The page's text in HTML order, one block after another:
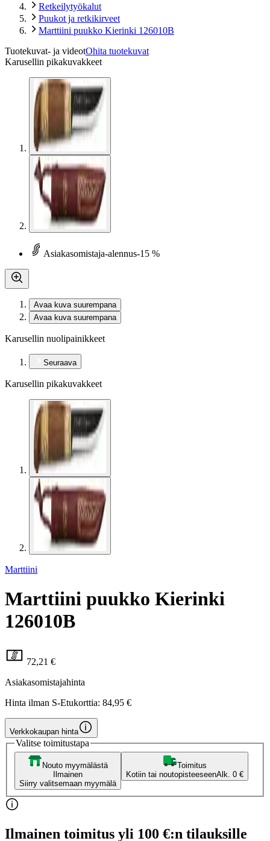
Retkeilytyökalut
Puukot ja retkikirveet
Marttiini puukko Kierinki 126010B
Tuotekuvat- ja videotOhita tuotekuvat
Karusellin pikakuvakkeet
Asiakasomistaja-alennus-15 %
Avaa kuva suurempana
Avaa kuva suurempana
Karusellin nuolipainikkeet
Seuraava
Karusellin pikakuvakkeet
Marttiini
Marttiini puukko Kierinki
126010B
72,21 €
Asiakasomistajahinta
Hinta ilman S-Etukorttia: 84,95 €
Verkkokaupan hinta
Valitse toimitustapa
Nouto myymälästä
Ilmainen
Siirry valitsemaan myymälä
Toimitus
Kotiin tai noutopisteeseenAlk. 0 €
Ilmainen toimitus yli 100 €:n tilauksille